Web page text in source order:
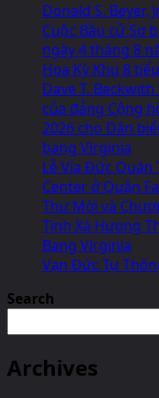
Donald S. Beyer,
Cuộc Bầu cử Sơ
ngày 4 tháng 8
Hoa Kỳ Khu 8
Dave T.
của đảng Cộng
2026 cho Dân
bang Virginia
Lễ Vía Đức Quán
Center ở Quận
Thư Mời và
Tịnh Xá Hưong
Bang Virginia
Vạn Đức Tự
Search
Archives